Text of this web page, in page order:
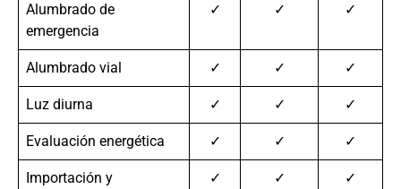
Alumbrado de
emergencia
✓ ✓ ✓
Alumbrado vial ✓ ✓ ✓
Luz diurna ✓ ✓ ✓
Evaluación energética ✓ ✓ ✓
Importación y
✓ ✓ ✓